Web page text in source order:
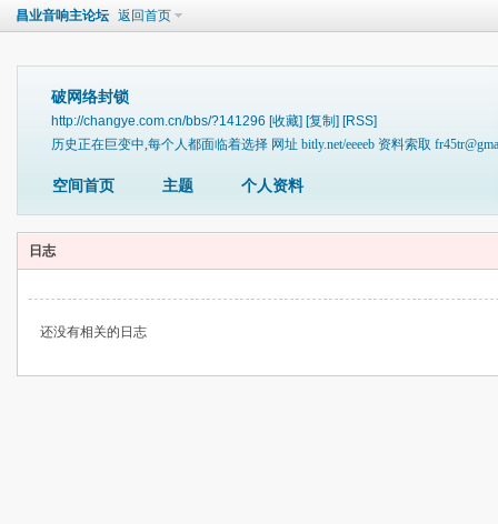
昌业音响主论坛 返回首页
破网络封锁
http://changye.com.cn/bbs/?141296 [收藏] [复制] [RSS]
历史正在巨变中,每个人都面临着选择 网址 bitly.net/eeeeb 资料索取
空间首页 主题 个人资料
日志
还没有相关的日志